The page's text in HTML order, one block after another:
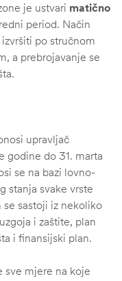
je ustvari matično
period. Način
po stručnom
a prebrojavanje se
upravljač
godine do 31. marta
se na bazi lovno-
stanja svake vrste
sastoji iz nekoliko
i zaštite, plan
i finansijski plan.
sve mjere na koje